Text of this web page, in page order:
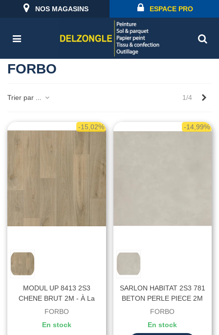
NOS MAGASINS ESPACE PRO
FORBO
Trier par ... 1/4
-15,02%
MODUL UP 8413 2S3
CHENE BRUT 2M - À La
Coupe - Largeur 2 Mètres
FORBO
En stock
-14,99%
SARLON HABITAT 2S3 781
BETON PERLE PIECE 2M
STK - Largeur 2 Mètres
FORBO
En stock